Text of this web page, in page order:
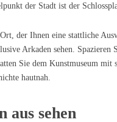
der Stadt ist der
der Ihnen eine stattliche
Arkaden sehen. Spazieren
Sie dem Kunstmuseum mit
hautnah.
aus sehen